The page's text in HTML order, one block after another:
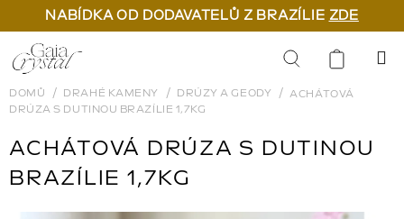
NABÍDKA OD DODAVATELŮ Z BRAZÍLIE ZDE
Přejít
na
obsah
Hledat
DOMŮ DRAHÉ KAMENY DRÚZY A GEODY
ACHÁTOVÁ
DRÚZA S DUTINOU BRAZÍLIE 1,7KG
ACHÁTOVÁ DRÚZA S DUTINOU
BRAZÍLIE 1,7KG